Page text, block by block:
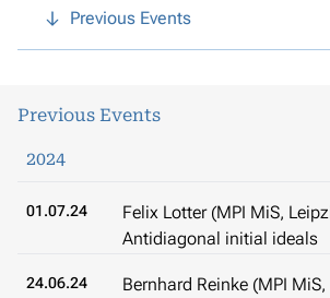
Previous Events
Previous Events
2024
01.07.24
Felix Lotter (MPI MiS,
Antidiagonal initial ideals
24.06.24
Bernhard Reinke (MPI